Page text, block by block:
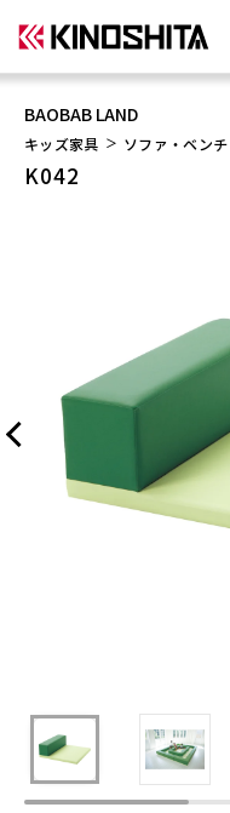
BAOBAB LAND
キッズ家具 ソファ・ベンチ
K042